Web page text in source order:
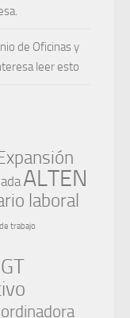
de Oficinas y
leer esto
ALTEN
laboral
trabajo